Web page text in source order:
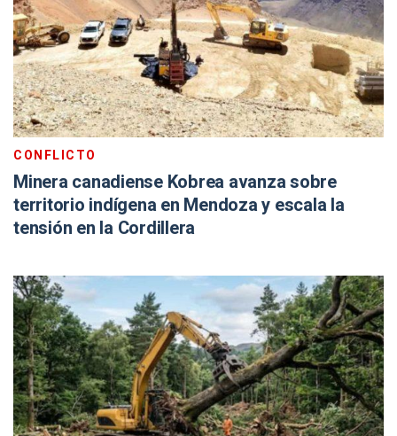
CONFLICTO
Minera canadiense Kobrea avanza sobre
territorio indígena en Mendoza y escala la
tensión en la Cordillera